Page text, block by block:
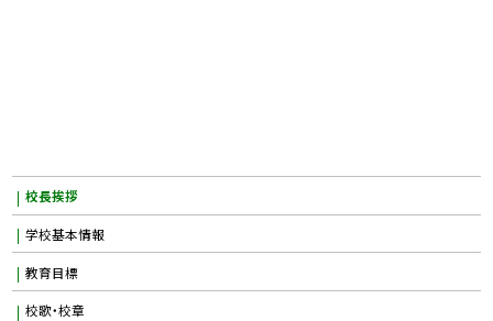
校長挨拶
学校基本情報
教育目標
校歌・校章